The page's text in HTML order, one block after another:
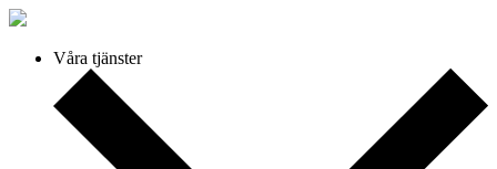
Våra tjänster